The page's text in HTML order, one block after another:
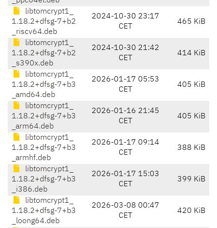
libtomcrypt1_
1.18.2+dfsg-7+b2
_riscv64.deb
2024-10-30 23:17
CET
465 KiB
libtomcrypt1_
1.18.2+dfsg-7+b2
_s390x.deb
2024-10-30 21:42
CET
414 KiB
libtomcrypt1_
1.18.2+dfsg-7+b3
_amd64.deb
2026-01-17 05:53
CET
405 KiB
libtomcrypt1_
1.18.2+dfsg-7+b3
_arm64.deb
2026-01-16 21:45
CET
405 KiB
libtomcrypt1_
1.18.2+dfsg-7+b3
_armhf.deb
2026-01-17 09:14
CET
388 KiB
libtomcrypt1_
1.18.2+dfsg-7+b3
_i386.deb
2026-01-17 15:03
CET
399 KiB
libtomcrypt1_
1.18.2+dfsg-7+b3
_loong64.deb
2026-03-08 00:47
CET
420 KiB